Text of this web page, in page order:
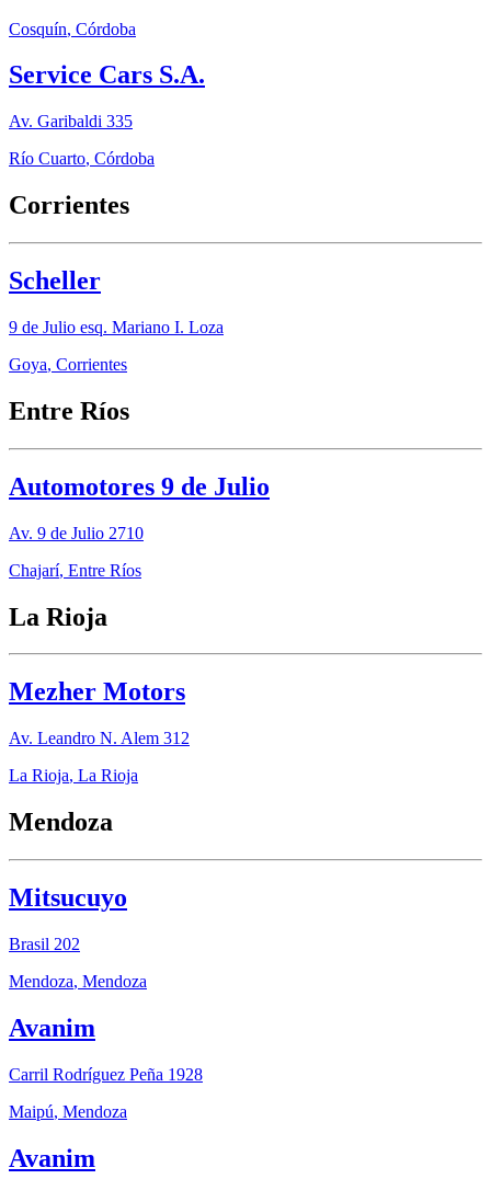
Cosquín, Córdoba
Service Cars S.A.
Av. Garibaldi 335
Río Cuarto, Córdoba
Corrientes
Scheller
9 de Julio esq. Mariano I. Loza
Goya, Corrientes
Entre Ríos
Automotores 9 de Julio
Av. 9 de Julio 2710
Chajarí, Entre Ríos
La Rioja
Mezher Motors
Av. Leandro N. Alem 312
La Rioja, La Rioja
Mendoza
Mitsucuyo
Brasil 202
Mendoza, Mendoza
Avanim
Carril Rodríguez Peña 1928
Maipú, Mendoza
Avanim